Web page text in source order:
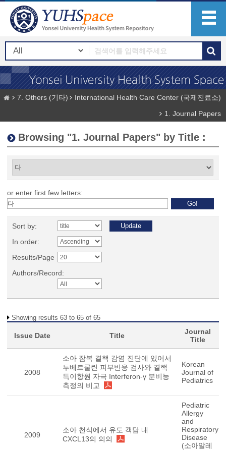
7. Others (기타)
International Health Care Center (국제진료소)
1. Journal Papers
Browsing "1. Journal Papers" by Title :
or enter first few letters:
Sort by:
In order:
Results/Page
Authors/Record:
Showing results 63 to 65 of 65
Issue Date Title
Journal
Title
2008
소아 잠복 결핵 감염 진단에 있어서
투베르쿨린 피부반응 검사와 결핵
특이항원 자극 Interferon-γ 분비능
측정의 비교
Korean
Journal of
Pediatrics
2009
소아 천식에서 유도 객담 내
CXCL13의 의의
Pediatric
Allergy
and
Respiratory
Disease
(소아알레